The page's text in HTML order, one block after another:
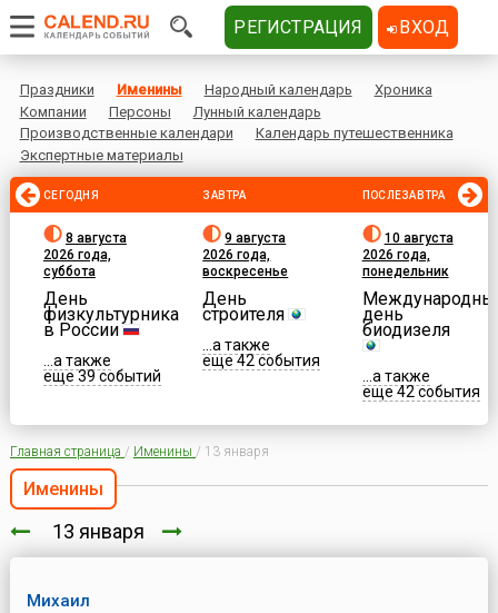
Праздники Именины Народный календарь
Хроника
Компании
Персоны
Лунный календарь
Производственные календари
Календарь путешественника
Экспертные материалы
СЕГОДНЯ
8 августа
2026 года,
суббота
День
физкультурника
в России
...а также
еще 39 событий
ЗАВТРА
9 августа
2026 года,
воскресенье
День
строителя
...а также
еще 42 события
ПОСЛЕЗАВТРА
10 августа
2026 года,
понедельник
день
биодизеля
...а также
еще 42 события
Главная страница / Именины / 13 января
Именины
13 января
Михаил
РЕГИСТРАЦИЯ ВХОД